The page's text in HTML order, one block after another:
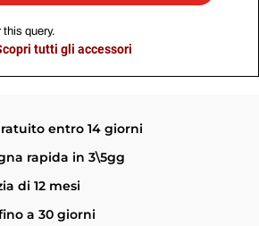
this query.
tutti gli accessori
entro 14 giorni
rapida in 3\5gg
di 12 mesi
a 30 giorni